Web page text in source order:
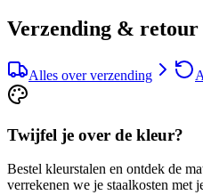
Verzending & retour
Alles over verzending
Twijfel je over de kleur?
Bestel kleurstalen en ontdek de
verrekenen we je staalkosten met